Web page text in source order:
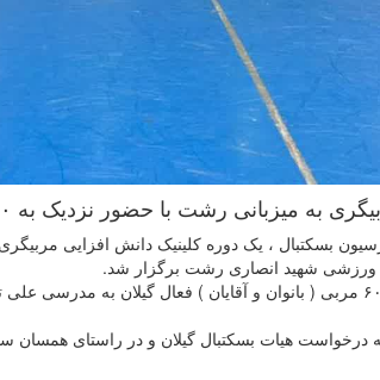
رشت با حضور نزدیک به ۶۰ مربی ( بانوان و آقایان ) برگزار شد.
بسکتبال ، یک دوره کلینیک دانش افزایی
این کلینیک با حضور نزدیک به ۶۰ مربی ( بانوان و آقایان ) فعال
درخواست هیات بسکتبال گیلان و در راستای